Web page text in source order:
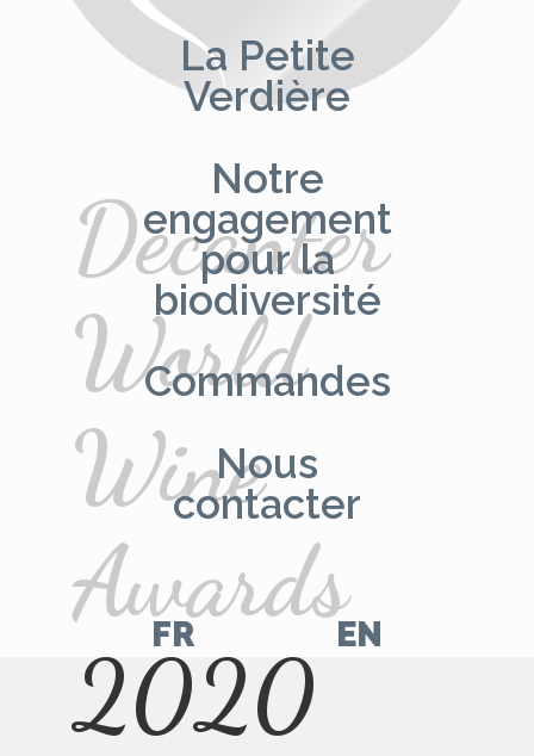
La Petite
Verdière
Notre
engagement
pour la
biodiversité
Commandes
Nous
contacter
FR EN
Aller
sur
Aller
sur
Decanter
World
Wine
Awards
2020